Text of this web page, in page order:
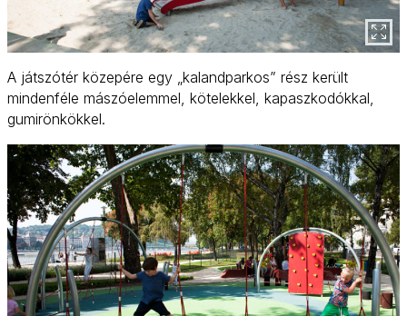
A játszótér közepére egy „kalandparkos” rész került
mindenféle mászóelemmel, kötelekkel, kapaszkodókkal,
gumirönkökkel.